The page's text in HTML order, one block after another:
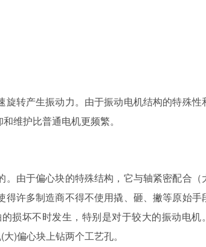
转产生振动力。由于振动电机结构的特殊性
维护比普通电机更频繁。
由于偏心块的特殊结构，它与轴紧密配合（
许多制造商不得不使用撬、砸、撇等原始手
损坏不时发生，特别是对于较大的振动电机
)偏心块上钻两个工艺孔。